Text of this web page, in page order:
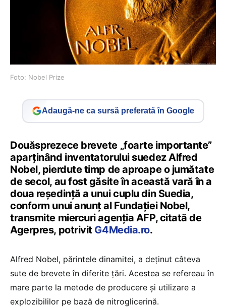
Foto: Nobel Prize
Adaugă-ne ca sursă preferată în Google
Douăsprezece brevete „foarte importante”
aparținând inventatorului suedez Alfred
Nobel, pierdute timp de aproape o jumătate
de secol, au fost găsite în această vară în a
doua reşedinţă a unui cuplu din Suedia,
conform unui anunţ al Fundaţiei Nobel,
transmite miercuri agenția AFP, citată de
Agerpres, potrivit G4Media.ro.
Alfred Nobel, părintele dinamitei, a deţinut câteva
sute de brevete în diferite ţări. Acestea se refereau în
mare parte la metode de producere şi utilizare a
explozibililor pe bază de nitroglicerină.